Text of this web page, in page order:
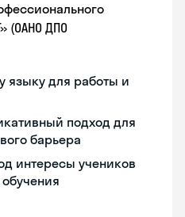
(ОАНО ДПО
языку для работы и
подход для
барьера
интересы учеников